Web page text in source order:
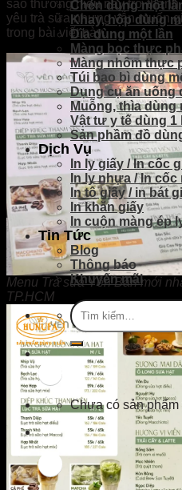
Chén dùng một
Khay, hộp dùng
Dĩa dùng một lần
Màng bọc thực
Màng nhôm thực
Túi bao bì dùng
Dụng cụ ăn uống
Muỗng, thìa dùng
Vật tư y tế dùng 1
Sản phầm đồ
Dịch Vụ
In ly giấy / In cốc
In ly nhựa / In
In tô giấy / in bát
In khăn giấy
In cuộn màng ép
Tin Tức
Blog
Thông báo
Khuyến mãi
Tìm
kiếm:
Chưa có sản phẩm
sao thương hiệu này trở thành
yêu trà sữa nhưng vẫn muốn
trong bài viết này.
Menu Trà sữa Yên Bản mới
TP.HCM